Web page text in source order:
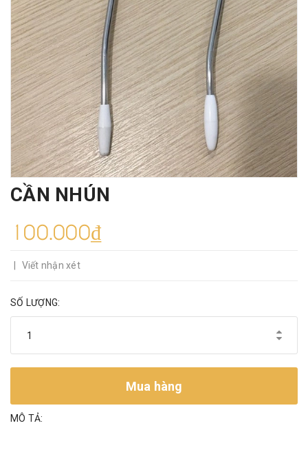
CẦN NHÚN
100.000₫
Viết nhận xét
SỐ LƯỢNG:
Mua hàng
MÔ TẢ: